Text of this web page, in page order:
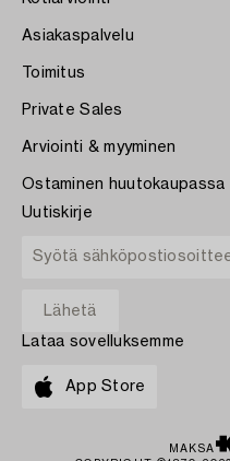
Asiakaspalvelu
Toimitus
Private Sales
Arviointi & myyminen
Ostaminen huutokaupassa
Uutiskirje
Lataa sovelluksemme
App Store
MAKSA